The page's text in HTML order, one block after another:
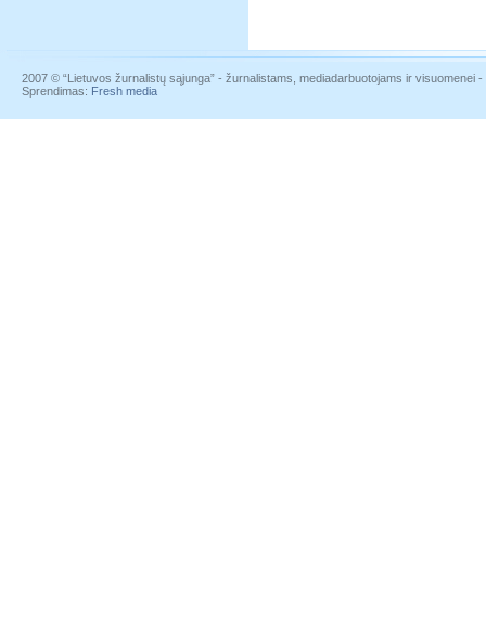
2007 © “Lietuvos žurnalistų sąjunga” - žurnalistams, mediadarbuotojams ir visuomenei
Sprendimas: Fresh media